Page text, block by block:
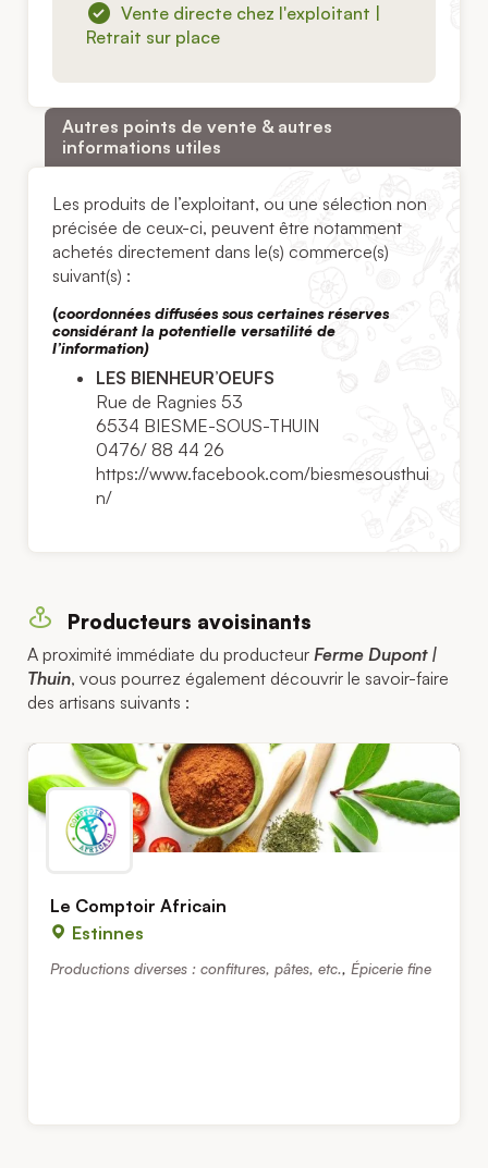
Vente directe chez l'exploitant |
Retrait sur place
Autres points de vente & autres
informations utiles
Les produits de l’exploitant, ou une sélection non
précisée de ceux-ci, peuvent être notamment
achetés directement dans le(s) commerce(s)
suivant(s) :
(coordonnées diffusées sous certaines réserves
considérant la potentielle versatilité de
l’information)
LES BIENHEUR’OEUFS
Rue de Ragnies 53
6534 BIESME-SOUS-THUIN
0476/ 88 44 26
https://www.facebook.com/biesmesousthui
n/
Producteurs avoisinants
A proximité immédiate du producteur Ferme Dupont |
Thuin, vous pourrez également découvrir le savoir-faire
des artisans suivants :
Le Comptoir Africain
Estinnes
Productions diverses : confitures, pâtes, etc., Épicerie fine